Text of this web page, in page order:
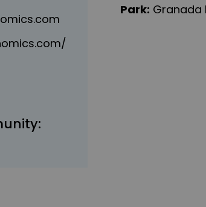
Park: Granada